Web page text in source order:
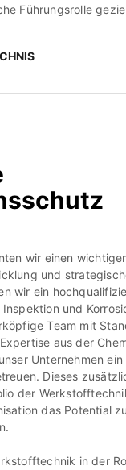
Führungsrolle
wir einen
und
wir ein
und
Team mit
aus der
Unternehmen
Dieses
der
das Potential
in der